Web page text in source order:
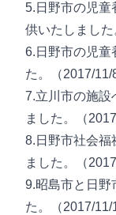
5.日野市の児童
供いたしまし
6.日野市の児童
た。（2017/11/8
7.立川市の施設
ました。（
8.日野市社会福
ました。（
9.昭島市と日野
た。（2017/11/